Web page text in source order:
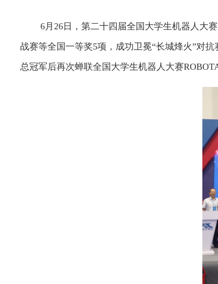
6月26日，第二十四届全国大学生机器人大
战赛等全国一等奖5项，成功卫冕“长城烽火”对
总冠军后再次蝉联全国大学生机器人大赛